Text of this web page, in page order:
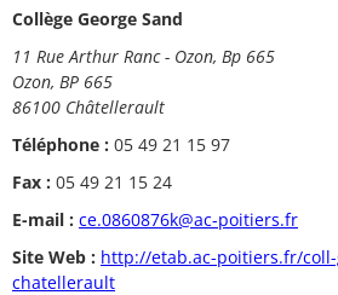
Collège George Sand
11 Rue Arthur Ranc - Ozon, Bp 665
Ozon, BP 665
86100 Châtellerault
Téléphone : 05 49 21 15 97
Fax : 05 49 21 15 24
E-mail : ce.0860876k@ac-poitiers.fr
Site Web : http://etab.ac-poitiers.fr/
chatellerault